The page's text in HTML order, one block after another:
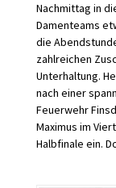
Nachmittag in
Damenteams
die
zahlreichen
Unterhaltung.
nach einer
Feuerwehr
Maximus im
Halbfinale ein.